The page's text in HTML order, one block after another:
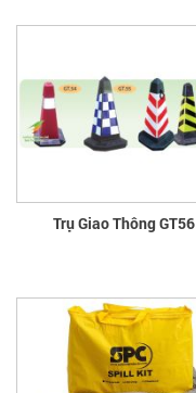
Trụ Giao Thông GT56